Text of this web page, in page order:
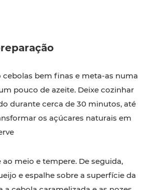
cebolas bem finas e meta-as numa
pouco de azeite. Deixe cozinhar
durante cerca de 30 minutos, até
os açúcares naturais em
ao meio e tempere. De seguida,
e espalhe sobre a superfície da